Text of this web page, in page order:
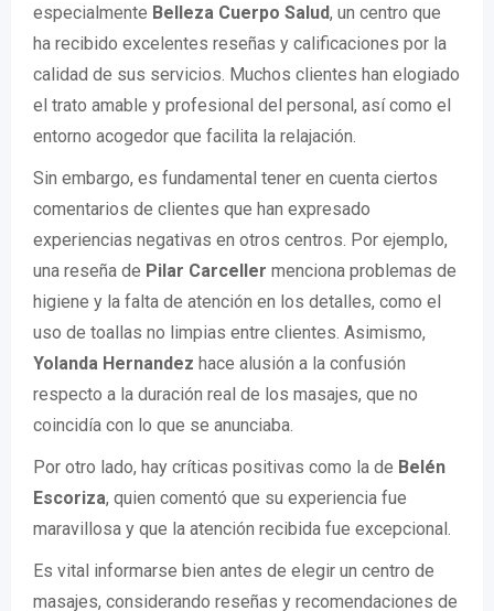
especialmente Belleza Cuerpo Salud, un centro que
ha recibido excelentes reseñas y calificaciones por la
calidad de sus servicios. Muchos clientes han elogiado
el trato amable y profesional del personal, así como el
entorno acogedor que facilita la relajación.
Sin embargo, es fundamental tener en cuenta ciertos
comentarios de clientes que han expresado
experiencias negativas en otros centros. Por ejemplo,
una reseña de Pilar Carceller menciona problemas de
higiene y la falta de atención en los detalles, como el
uso de toallas no limpias entre clientes. Asimismo,
Yolanda Hernandez hace alusión a la confusión
respecto a la duración real de los masajes, que no
coincidía con lo que se anunciaba.
Por otro lado, hay críticas positivas como la de Belén
Escoriza, quien comentó que su experiencia fue
maravillosa y que la atención recibida fue excepcional.
Es vital informarse bien antes de elegir un centro de
masajes, considerando reseñas y recomendaciones de